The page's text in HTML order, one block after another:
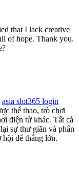
that I lack creative
of hope. Thank you.
asia slot365 login
thể thao, trò chơi
điện tử khác. Tất cả
sự thư giãn và phấn
để thắng lớn.